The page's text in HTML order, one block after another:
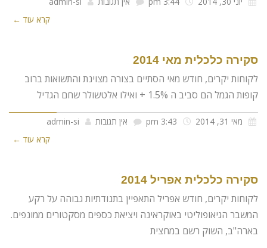
קרא עוד ←
סקירה כלכלית מאי 2014
לקוחות יקרים, חודש מאי הסתיים בצורה מצוינת והתשואות ברוב
קופות הגמל הם סביב ה 1.5% + ואילו אלטשולר שחם הגדיל
מאי 31, 2014 אין תגובות
admin-si
קרא עוד ←
סקירה כלכלית אפריל 2014
לקוחות יקרים, חודש אפריל התאפיין בתנודתיות גבוהה על רקע
המשבר הגיאופוליטי באוקראינה ויציאת כספים מסקטורים ממונפים.
בארה"ב, השוק רשם במחצית